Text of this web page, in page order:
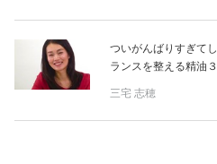
ついがんばりすぎて
ランスを整える精油
三宅 志穂